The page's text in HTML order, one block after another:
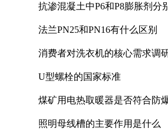
抗渗混凝土中P6和P8膨胀剂分
法兰PN25和PN16有什么区别
消费者对洗衣机的核心需求调
U型螺栓的国家标准
煤矿用电热取暖器是否符合防
照明母线槽的主要作用是什么